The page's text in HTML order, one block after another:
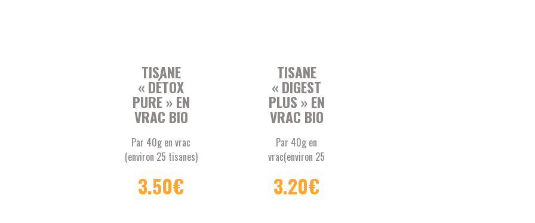
TISANE
« DÉTOX
PURE » EN
VRAC BIO
Par 40g en vrac
(environ 25 tisanes)
Verveine, Romarin,
3.50€
TISANE
« DIGEST
PLUS » EN
VRAC BIO
Par 40g en
vrac(environ 25
Tisane contenant:
3.20€